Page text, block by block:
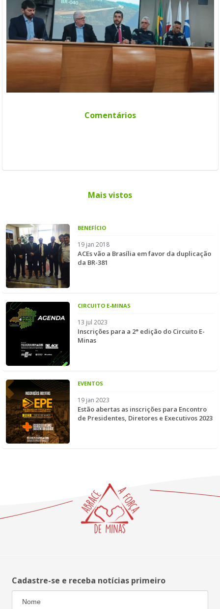
Comentários
Mais vistos
BENEFÍCIO
19 jan 2018
ACEs vão a Brasília em favor da duplicação
da BR-381
CIRCUITO E-MINAS
13 jul 2023
Inscrições para a 2° edição do Circuito E-
Minas
EVENTOS
19 jan 2023
Estão abertas as inscrições para Encontro
de Presidentes, Diretores e Executivos 2023
Cadastre-se e receba notícias primeiro